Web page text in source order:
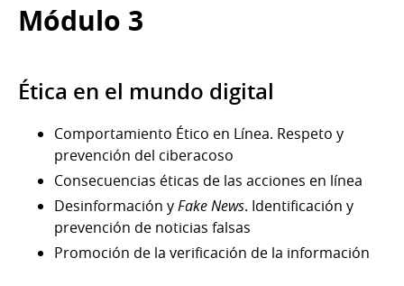
Módulo 3
Ética en el mundo digital
Comportamiento Ético en Línea. Respeto y
prevención del ciberacoso
Consecuencias éticas de las acciones en línea
Desinformación yFake News. Identificación y
prevención de noticias falsas
Promoción de la verificación de la información